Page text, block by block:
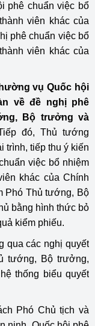
phê chuẩn việc bổ
viên khác của
phê chuẩn việc bổ
viên khác của
vụ Quốc hội
về đề nghị phê
Bộ trưởng và
đó, Thủ tướng
trình, tiếp thu ý kiến
việc bổ nhiệm
khác của Chính
Phó Thủ tướng, Bộ
bằng hình thức bỏ
kiểm phiếu.
qua các nghị quyết
tướng, Bộ trưởng,
thống biểu quyết
Phó Chủ tịch và